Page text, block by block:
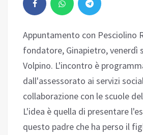
Appuntamento con Pesciolino
fondatore, Ginapietro, venerdì
Volpino. L'incontro è
dall'assessorato ai servizi
collaborazione con le scuole
L'idea è quella di presentare
questo padre che ha perso il